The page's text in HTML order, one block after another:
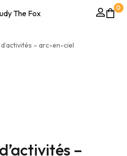
0
d’activités – arc-en-ciel
–